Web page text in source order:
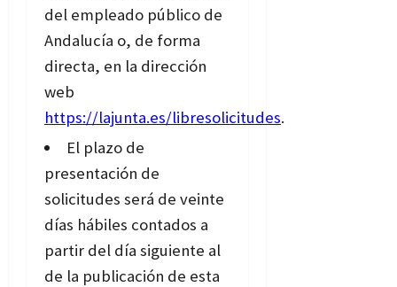
del empleado público de
Andalucía o, de forma
directa, en la dirección
web
https://lajunta.es/libresolicitudes.
El plazo de
presentación de
solicitudes será de veinte
días hábiles contados a
partir del día siguiente al
de la publicación de esta